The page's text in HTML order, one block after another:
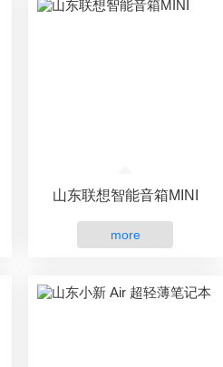
山东联想智能音箱MINI
more